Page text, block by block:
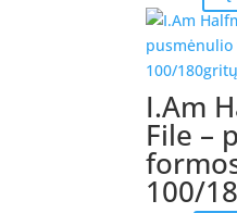
I.Am
File –
100/